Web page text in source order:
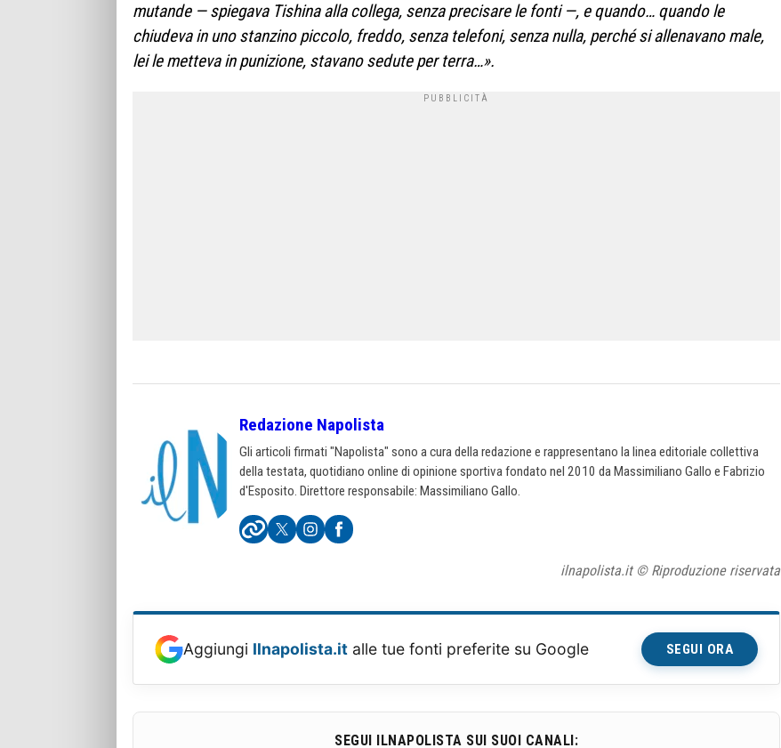
mutande — spiegava Tishina alla collega, senza precisare le fonti —, e quando… quando le
chiudeva in uno stanzino piccolo, freddo, senza telefoni, senza nulla, perché si allenavano male,
lei le metteva in punizione, stavano sedute per terra…».
Redazione Napolista
Gli articoli firmati "Napolista" sono a cura della redazione e rappresentano la linea editoriale collettiva
della testata, quotidiano online di opinione sportiva fondato nel 2010 da Massimiliano Gallo e Fabrizio
d'Esposito. Direttore responsabile: Massimiliano Gallo.
ilnapolista.it © Riproduzione riservata
Aggiungi Ilnapolista.it alle tue fonti preferite su Google SEGUI ORA
SEGUI ILNAPOLISTA SUI SUOI CANALI: